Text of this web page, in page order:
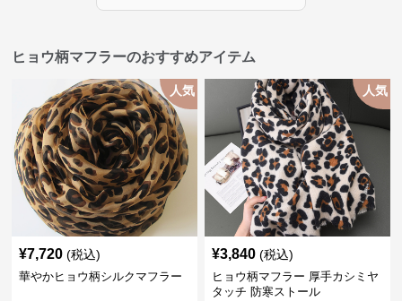
ヒョウ柄マフラーのおすすめアイテム
人気
¥7,720 (税込)
華やかヒョウ柄シルクマフラー
人気
¥3,840 (税込)
ヒョウ柄マフラー 厚手カシミヤ
タッチ 防寒ストール